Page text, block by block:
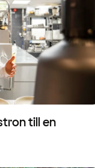
till en